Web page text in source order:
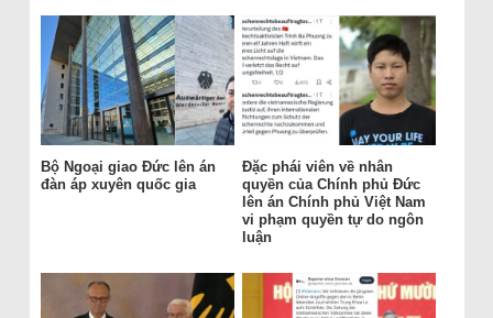
Bộ Ngoại giao Đức lên án
đàn áp xuyên quốc gia
Đặc phái viên về nhân
quyền của Chính phủ Đức
lên án Chính phủ Việt Nam
vi phạm quyền tự do ngôn
luận